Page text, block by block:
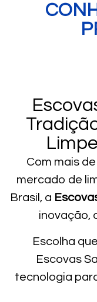
Com mais de
mercado de
Brasil, a
inovação,
Escolha
Escovas
tecnologia